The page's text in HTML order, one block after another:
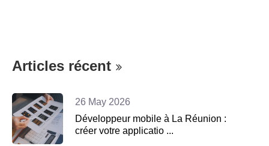
Articles récent
26 May 2026
Développeur mobile à La Réunion :
créer votre applicatio ...